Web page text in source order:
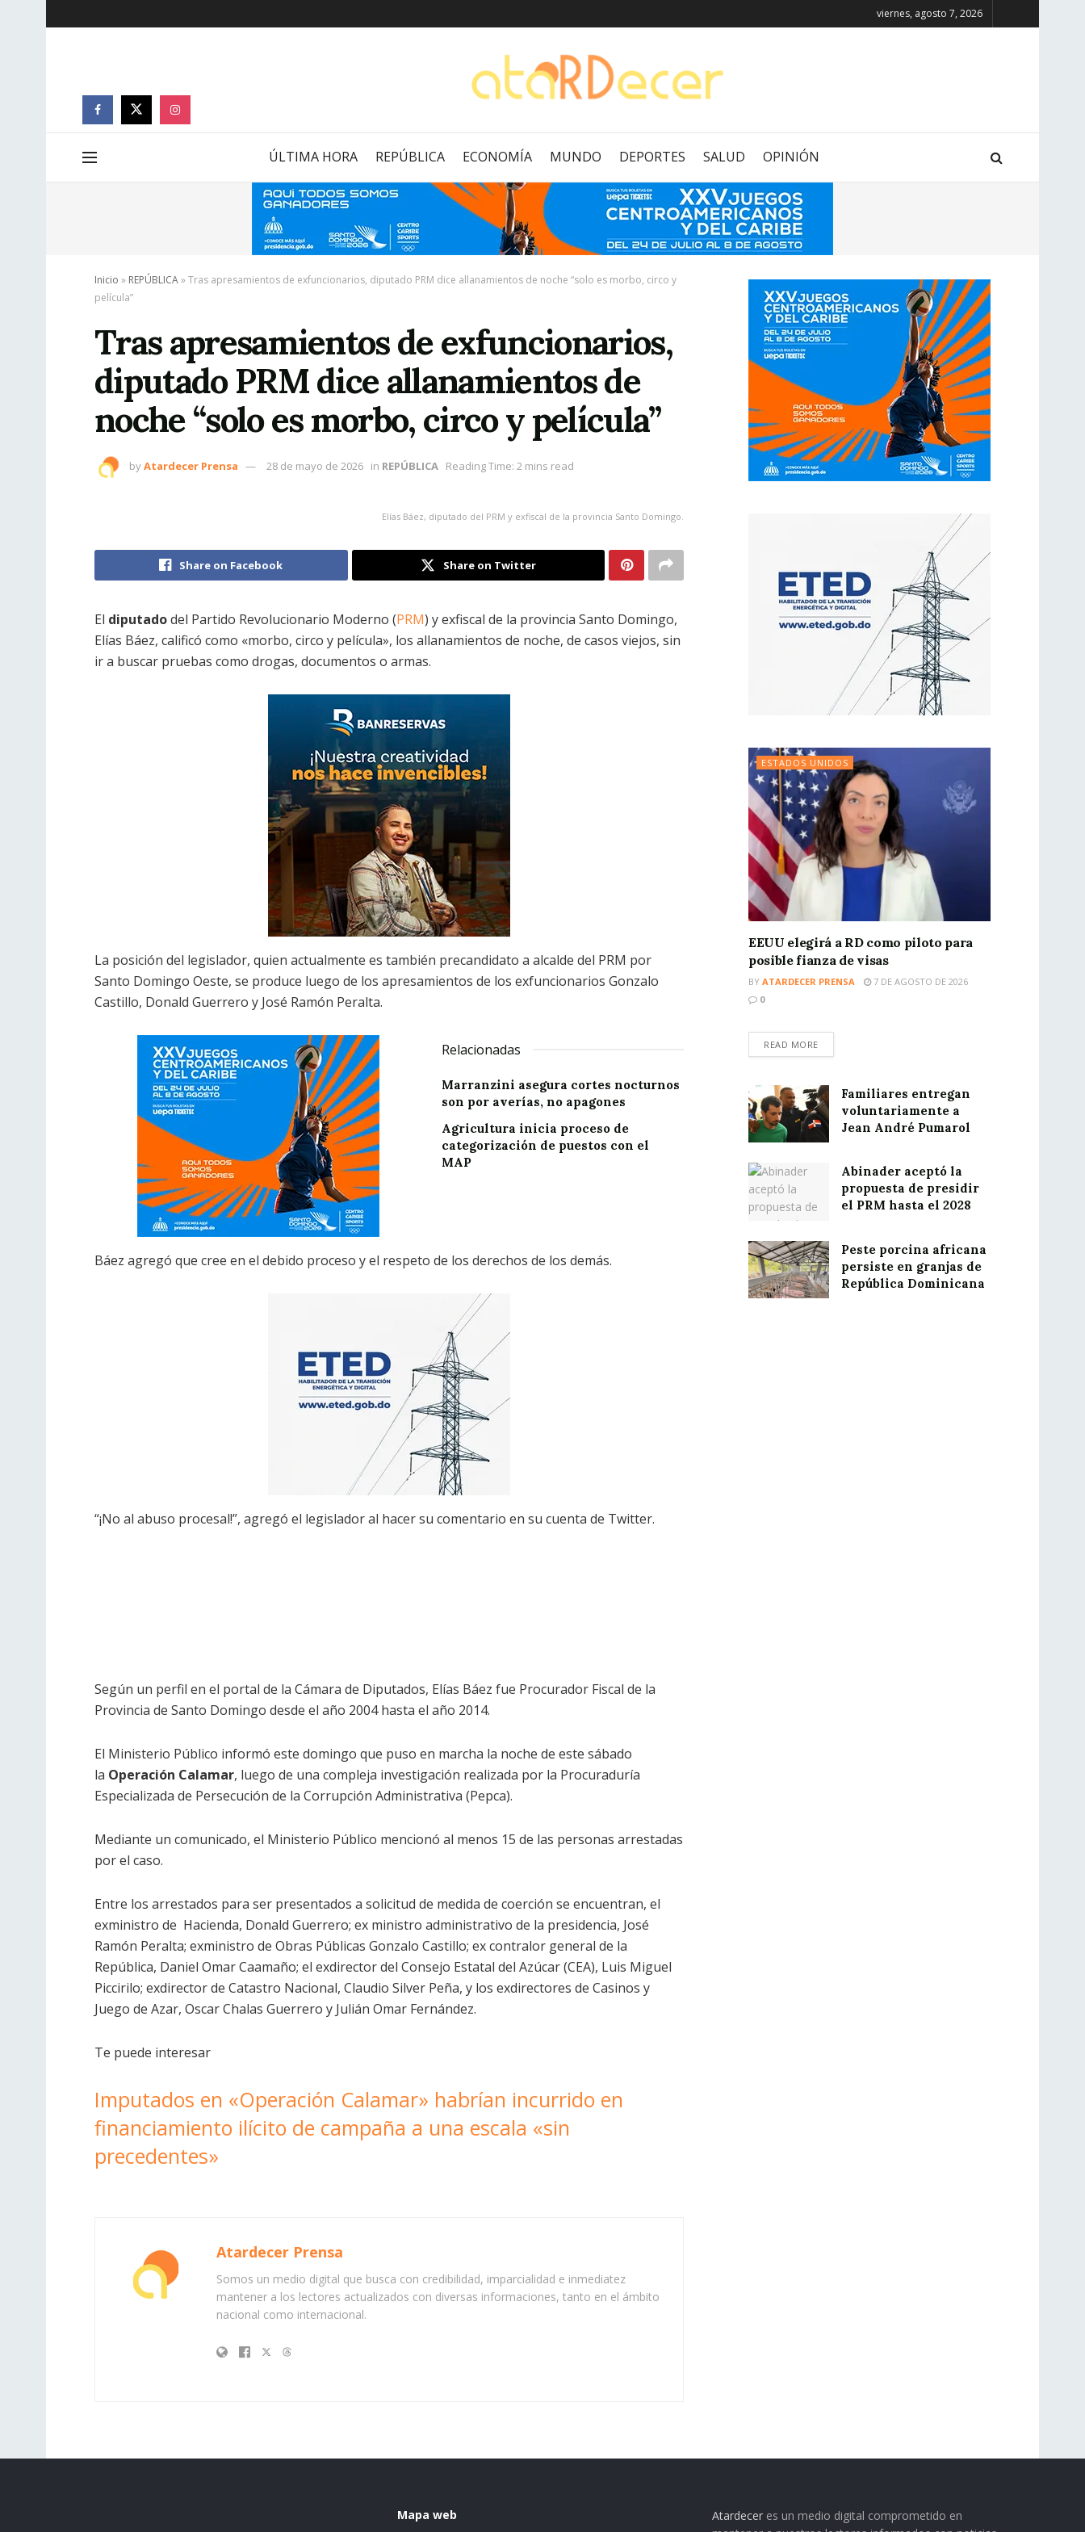
viernes, agosto 7, 2026
ÚLTIMA HORA REPÚBLICA ECONOMÍA MUNDO DEPORTES SALUD OPINIÓN
Inicio » REPÚBLICA»Tras apresamientos de exfuncionarios, diputado PRM dice allanamientos de noche “solo es morbo, circo y
película”
Tras apresamientos de exfuncionarios,
diputado PRM dice allanamientos de
noche “solo es morbo, circo y película”
byAtardecer Prensa 28 de mayo de 2026 in REPÚBLICA Reading Time: 2 mins read
Elías Báez, diputado del PRM y exfiscal de la provincia Santo Domingo.
Share on Facebook Share on Twitter
El diputadodel Partido Revolucionario Moderno (PRM) y exfiscal de la provincia Santo Domingo,
Elías Báez, calificó como «morbo, circo y película», los allanamientos de noche, de casos viejos, sin
ir a buscar pruebas como drogas, documentos o armas.
La posición del legislador, quien actualmente es también precandidato a alcalde del PRM por
Santo Domingo Oeste, se produce luego de los apresamientos de los exfuncionarios Gonzalo
Castillo, Donald Guerrero y José Ramón Peralta.
Relacionadas
Marranzini asegura cortes nocturnos
son por averías, no apagones
Agricultura inicia proceso de
categorización de puestos con el
MAP
Báez agregó que cree en el debido proceso y el respeto de los derechos de los demás.
“¡No al abuso procesal!”, agregó el legislador al hacer su comentario en su cuenta de Twitter.
Según un perfil en el portal de la Cámara de Diputados, Elías Báez fue Procurador Fiscal de la
Provincia de Santo Domingo desde el año 2004 hasta el año 2014.
El Ministerio Público informó este domingo que puso en marcha la noche de este sábado
la Operación Calamar, luego de una compleja investigación realizada por la Procuraduría
Especializada de Persecución de la Corrupción Administrativa (Pepca).
Mediante un comunicado, el Ministerio Público mencionó al menos 15 de las personas arrestadas
por el caso.
Entre los arrestados para ser presentados a solicitud de medida de coerción se encuentran, el
exministro de Hacienda, Donald Guerrero; ex ministro administrativo de la presidencia, José
Ramón Peralta; exministro de Obras Públicas Gonzalo Castillo; ex contralor general de la
República, Daniel Omar Caamaño; el exdirector del Consejo Estatal del Azúcar (CEA), Luis Miguel
Piccirilo; exdirector de Catastro Nacional, Claudio Silver Peña, y los exdirectores de Casinos y
Juego de Azar, Oscar Chalas Guerrero y Julián Omar Fernández.
Te puede interesar
Imputados en «Operación Calamar» habrían incurrido en
financiamiento ilícito de campaña a una escala «sin
precedentes»
Atardecer Prensa
Somos un medio digital que busca con credibilidad, imparcialidad e inmediatez
mantener a los lectores actualizados con diversas informaciones, tanto en el ámbito
nacional como internacional.
ESTADOS UNIDOS
EEUU elegirá a RD como piloto para
posible fianza de visas
BY ATARDECER PRENSA
7 DE AGOSTO DE 2026
0
READ MORE
Familiares entregan
voluntariamente a
Jean André Pumarol
Abinader aceptó la
propuesta de presidir
el PRM hasta el 2028
Peste porcina africana
persiste en granjas de
República Dominicana
Mapa web Atardecer es un medio digital comprometido en